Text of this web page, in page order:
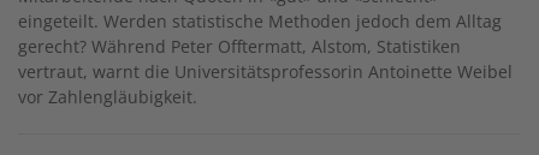
eingeteilt. Werden statistische Methoden jedoch dem Alltag
gerecht? Während Peter Offtermatt, Alstom, ­Statistiken
vertraut, warnt die Universitätsprofessorin Antoinette Weibel
vor Zahlengläubigkeit.